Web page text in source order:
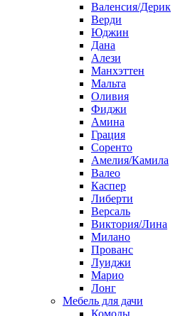
Валенсия/Дерик
Верди
Юджин
Дана
Алези
Манхэттен
Мальта
Оливия
Фиджи
Амина
Грация
Соренто
Амелия/Камила
Валео
Каспер
Либерти
Версаль
Виктория/Лина
Милано
Прованс
Луиджи
Марио
Лонг
Мебель для дачи
Комоды